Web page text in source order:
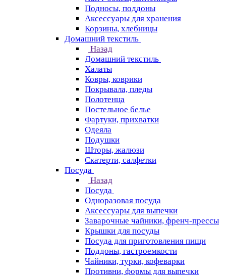
Подносы, поддоны
Аксессуары для хранения
Корзины, хлебницы
Домашний текстиль
Назад
Домашний текстиль
Халаты
Ковры, коврики
Покрывала, пледы
Полотенца
Постельное белье
Фартуки, прихватки
Одеяла
Подушки
Шторы, жалюзи
Скатерти, салфетки
Посуда
Назад
Посуда
Одноразовая посуда
Аксессуары для выпечки
Заварочные чайники, френч-прессы
Крышки для посуды
Посуда для приготовления пищи
Поддоны, гастроемкости
Чайники, турки, кофеварки
Противни, формы для выпечки